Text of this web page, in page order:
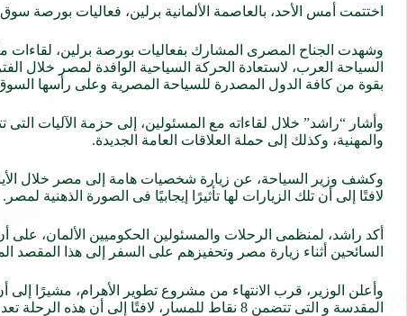
اختتمت أمس الأحد، بالعاصمة الألمانية برلين، فعاليات بورصة
وشهدت الجناح المصرى المشارك بفعاليات بورصة برلين، لقاءات
بقوة من كافة الدول المصدرة للسياحة المصرية وعلى رأسها السوق
وأشار “راشد” خلال لقاءاته مع المسئولين، إلى حزمة الآليات التى
والمهنية، وكذلك إلى حملة العلاقات العامة الجديدة.
وكشف وزير السياحة، عن زيارة شخصيات هامة إلى مصر خلال الأيام
لافتًا إلى أن تلك الزيارات لها تأثيرًا إيجابيًا فى الصورة الذهنية لمصر.
السائحين أثناء زيارة مصر وتحفيزهم على السفر إلى هذا المقصد
وأعلن الوزير، قرب الانتهاء من مشروع تطوير الأهرام، مشيرًا إلى
المقدسة و التى تتضمن 8 نقاط للمسار، لافتًا إلى أن هذه الرحلة تعد من أهم الأولويات فى البرامج السياحية لهذا العام.